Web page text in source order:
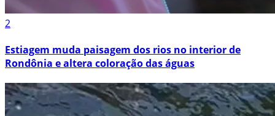
2
Estiagem muda paisagem dos rios no interior de
Rondônia e altera coloração das águas